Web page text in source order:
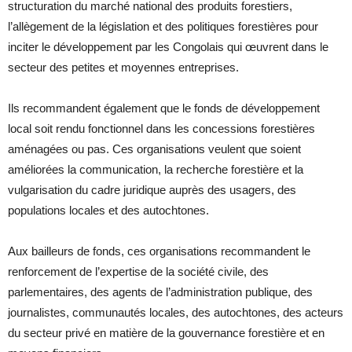
structuration du marché national des produits forestiers,
l’allègement de la législation et des politiques forestières pour
inciter le développement par les Congolais qui œuvrent dans le
secteur des petites et moyennes entreprises.
Ils recommandent également que le fonds de développement
local soit rendu fonctionnel dans les concessions forestières
aménagées ou pas. Ces organisations veulent que soient
améliorées la communication, la recherche forestière et la
vulgarisation du cadre juridique auprès des usagers, des
populations locales et des autochtones.
Aux bailleurs de fonds, ces organisations recommandent le
renforcement de l’expertise de la société civile, des
parlementaires, des agents de l’administration publique, des
journalistes, communautés locales, des autochtones, des acteurs
du secteur privé en matière de la gouvernance forestière et en